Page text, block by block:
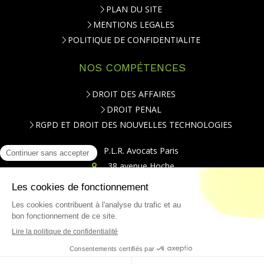
PLAN DU SITE
MENTIONS LEGALES
POLITIQUE DE CONFIDENTIALITE
NOS COMPÉTENCES
DROIT DES AFFAIRES
DROIT PENAL
RGPD ET DROIT DES NOUVELLES TECHNOLOGIES
P.L.R. Avocats Paris
38 avenue Hoche
Téléphone : 01.84.79.20.00
CONTACT